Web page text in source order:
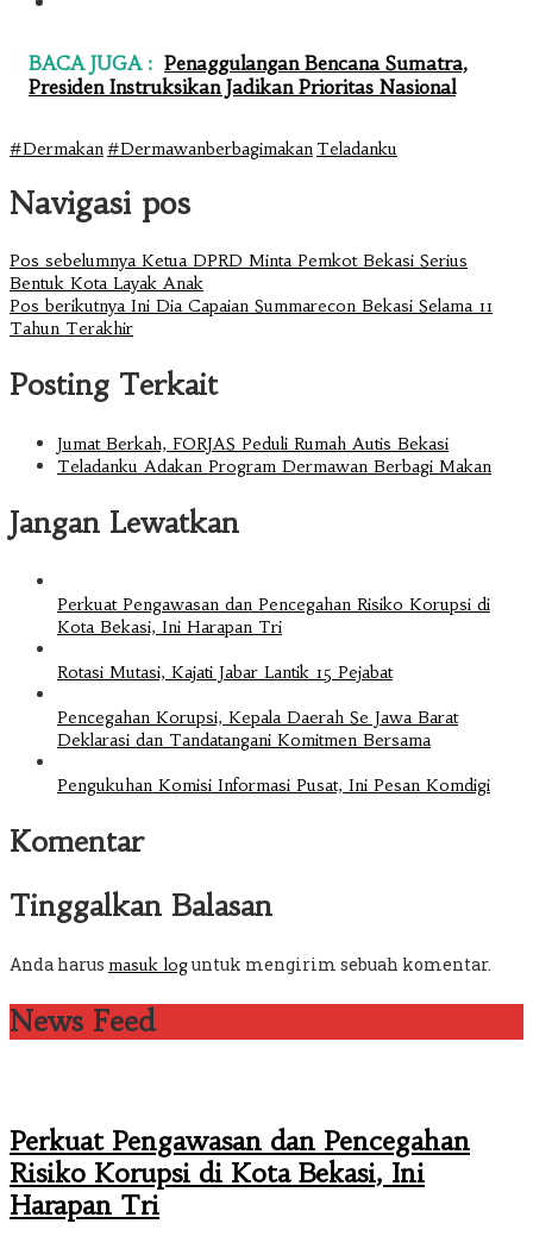
BACA JUGA : Penaggulangan Bencana Sumatra,
Presiden Instruksikan Jadikan Prioritas Nasional
#Dermakan#Dermawanberbagimakan Teladanku
Navigasi pos
Pos sebelumnyaKetua DPRD Minta Pemkot Bekasi Serius
Bentuk Kota Layak Anak
Pos berikutnyaIni Dia Capaian Summarecon Bekasi Selama 11
Tahun Terakhir
Posting Terkait
Jumat Berkah, FORJAS Peduli Rumah Autis Bekasi
Teladanku Adakan Program Dermawan Berbagi Makan
Jangan Lewatkan
Perkuat Pengawasan dan Pencegahan Risiko Korupsi di
Kota Bekasi, Ini Harapan Tri
Rotasi Mutasi, Kajati Jabar Lantik 15 Pejabat
Pencegahan Korupsi, Kepala Daerah Se Jawa Barat
Deklarasi dan Tandatangani Komitmen Bersama
Pengukuhan Komisi Informasi Pusat, Ini Pesan Komdigi
Komentar
Tinggalkan Balasan
Anda harus masuk loguntuk mengirim sebuah komentar.
News Feed
Perkuat Pengawasan dan Pencegahan
Risiko Korupsi di Kota Bekasi, Ini
Harapan Tri